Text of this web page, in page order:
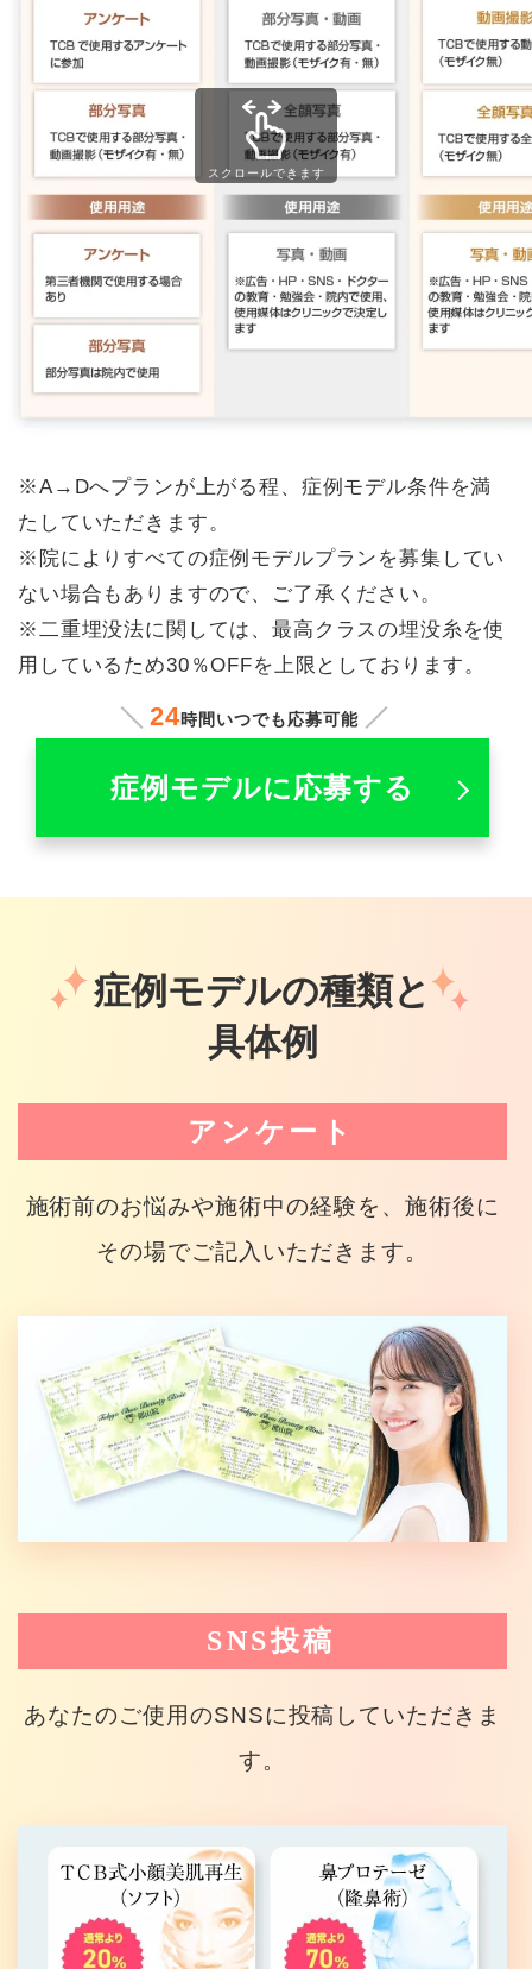
スクロールできます
※A→Dへプランが上がる程、症例モデル条件を満
たしていただきます。
※院によりすべての症例モデルプランを募集してい
ない場合もありますので、ご了承ください。
※二重埋没法に関しては、最高クラスの埋没糸を使
用しているため30％OFFを上限としております。
24時間いつでも応募可能
症例モデルに応募する
症例モデルの種類と
具体例
アンケート
施術前のお悩みや施術中の経験を、施術後に
その場でご記入いただきます。
SNS投稿
あなたのご使用のSNSに投稿していただきま
す。